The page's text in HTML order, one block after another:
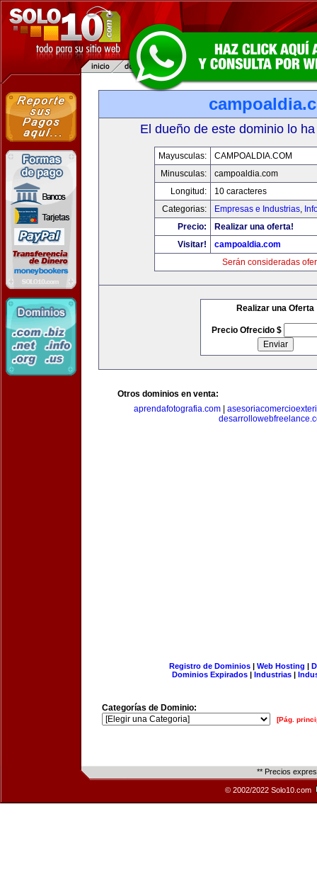
El dueño de este dominio lo
Mayusculas:
CAMPOALDIA.COM
Minusculas:
campoaldia.com
Longitud:
10 caracteres
Categorias:
Empresas e Industrias,
Precio:
Realizar una oferta!
Visitar!
campoaldia.com
Serán consideradas
Realizar una Oferta
Precio Ofrecido $
Otros dominios en venta:
aprendafotografia.com
Registro de Dominios| Web Hosting |
Dominios Expirados | Industrias |
Categorías de Dominio:
[Pág.
** Precios
© 2002/2022 Solo10.com